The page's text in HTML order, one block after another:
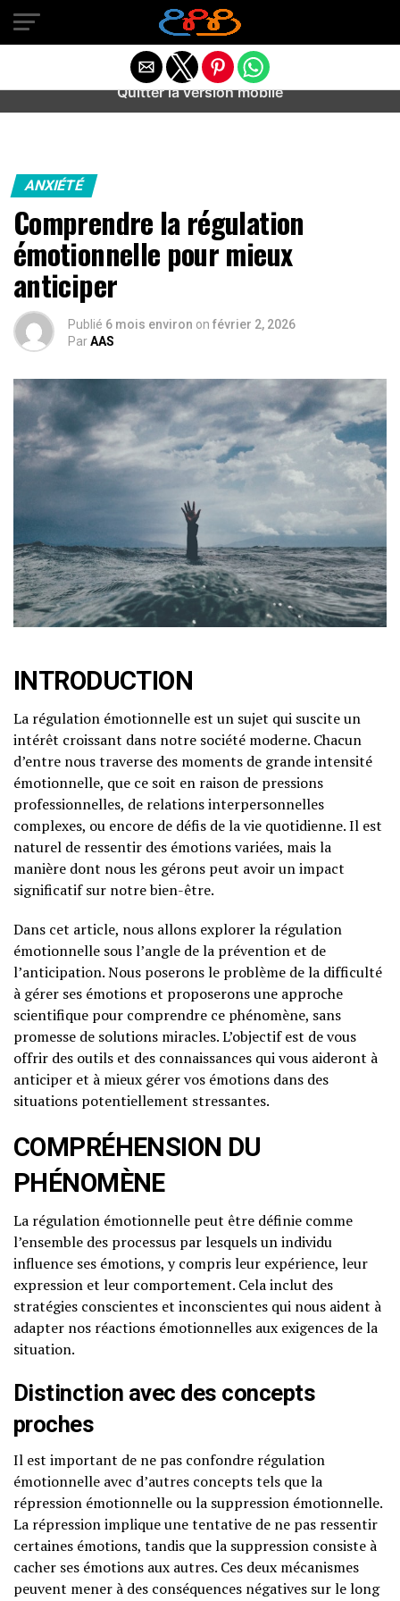
Warning
: preg_match(): Unknown modifier '/' in
/home/u589487443/domains/aideanxietestress.fr/
content/plugins/idev-post-views/includes/class-bots.php
ANXIÉTÉ
Comprendre la régulation
émotionnelle pour mieux
anticiper
Publié 6 mois environ on février 2, 2026
ParAAS
INTRODUCTION
La régulation émotionnelle est un sujet qui suscite un
intérêt croissant dans notre société moderne. Chacun
d’entre nous traverse des moments de grande intensité
émotionnelle, que ce soit en raison de pressions
professionnelles, de relations interpersonnelles
complexes, ou encore de défis de la vie quotidienne. Il est
naturel de ressentir des émotions variées, mais la
manière dont nous les gérons peut avoir un impact
significatif sur notre bien-être.
Dans cet article, nous allons explorer la régulation
émotionnelle sous l’angle de la prévention et de
l’anticipation. Nous poserons le problème de la difficulté
à gérer ses émotions et proposerons une approche
scientifique pour comprendre ce phénomène, sans
promesse de solutions miracles. L’objectif est de vous
offrir des outils et des connaissances qui vous aideront à
anticiper et à mieux gérer vos émotions dans des
situations potentiellement stressantes.
COMPRÉHENSION DU
PHÉNOMÈNE
La régulation émotionnelle peut être définie comme
l’ensemble des processus par lesquels un individu
influence ses émotions, y compris leur expérience, leur
expression et leur comportement. Cela inclut des
stratégies conscientes et inconscientes qui nous aident à
adapter nos réactions émotionnelles aux exigences de la
situation.
Distinction avec des concepts
proches
Il est important de ne pas confondre régulation
émotionnelle avec d’autres concepts tels que la
répression émotionnelle ou la suppression émotionnelle.
La répression implique une tentative de ne pas ressentir
certaines émotions, tandis que la suppression consiste à
cacher ses émotions aux autres. Ces deux mécanismes
peuvent mener à des conséquences négatives sur le long
Quitter la version mobile